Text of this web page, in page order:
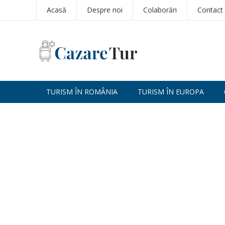
Acasă Despre noi Colaborări Contact
TURISM ÎN ROMÂNIA TURISM ÎN EUROPA